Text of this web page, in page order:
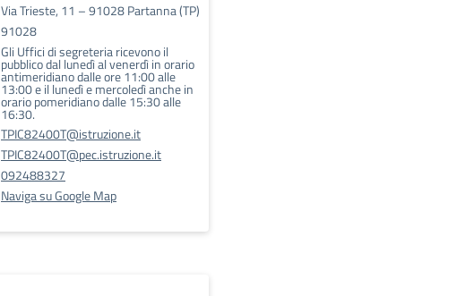
Via Trieste, 11 – 91028 Partanna (TP)
91028
Gli Uffici di segreteria ricevono il
pubblico dal lunedì al venerdì in orario
antimeridiano dalle ore 11:00 alle
13:00 e il lunedì e mercoledì anche in
orario pomeridiano dalle 15:30 alle
16:30.
TPIC82400T@istruzione.it
TPIC82400T@pec.istruzione.it
092488327
Naviga su Google Map